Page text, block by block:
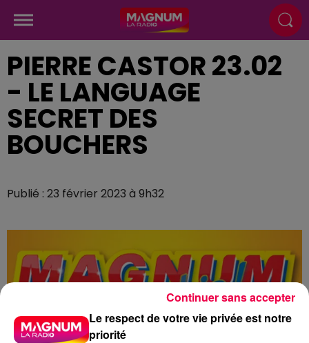
PIERRE CASTOR 23.02
- LE LANGUAGE
SECRET DES
BOUCHERS
Publié : 23 février 2023 à 9h32
Le respect de votre vie privée est notre
priorité
Continuer sans accepter